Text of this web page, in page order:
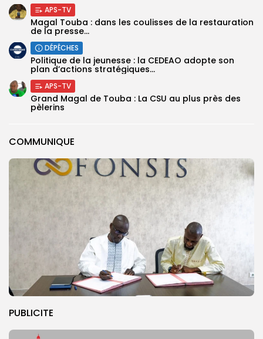
COMMUNIQUE
PUBLICITE
APS-TV
Magal Touba : dans les coulisses de la restauration
de la presse...
DÉPÊCHES
Politique de la jeunesse : la CEDEAO adopte son
plan d’actions stratégiques...
APS-TV
Grand Magal de Touba : La CSU au plus près des
pèlerins